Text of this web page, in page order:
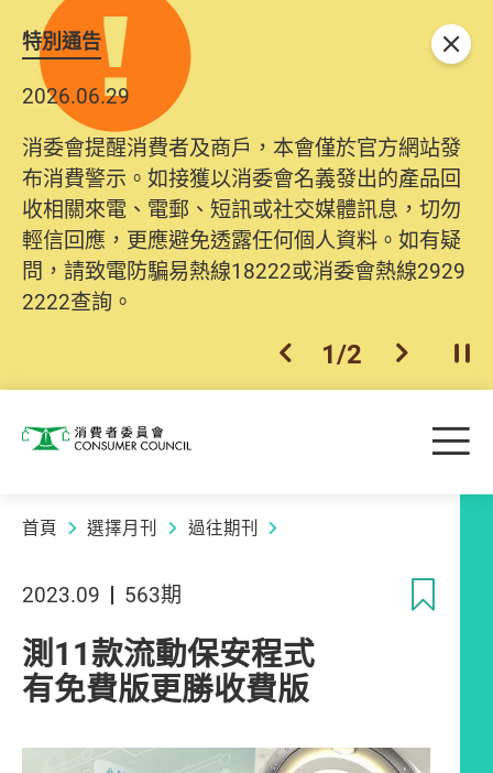
特別通告
2026.06.29
消委會提醒消費者及商戶，本會僅於官方網站發
布消費警示。如接獲以消委會名義發出的產品回
收相關來電、電郵、短訊或社交媒體訊息，切勿
輕信回應，更應避免透露任何個人資料。如有疑
問，請致電防騙易熱線18222或消委會熱線2929
2222查詢。
上一個
1/2 下一個開
關閉
消費者委員會 目
首頁 選擇月刊 過往期刊
2023.09 563期
測11款流動保安程式
有免費版更勝收費版